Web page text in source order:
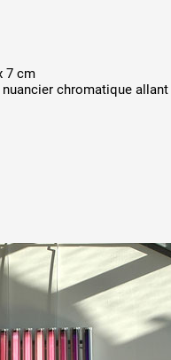
7 cm
chromatique